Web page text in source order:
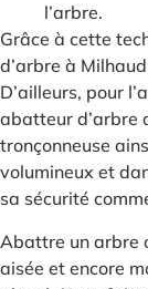
l’arbre.
Grâce à cette
d’arbre à
D’ailleurs, pour
abatteur d’arbre
tronçonneuse
volumineux et
sa sécurité
Abattre un arbre
aisée et encore